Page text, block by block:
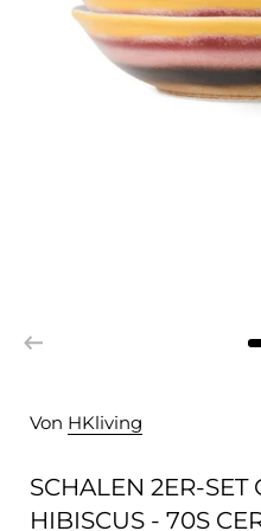
Von HKliving
SCHALEN 2ER-SET
HIBISCUS - 70S